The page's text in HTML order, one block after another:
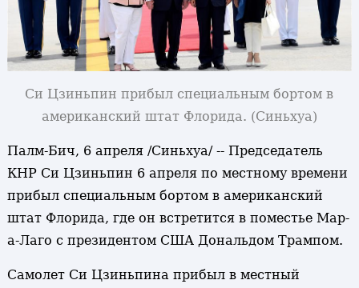
Си Цзиньпин прибыл специальным бортом в
американский штат Флорида. (Синьхуа)
Палм-Бич, 6 апреля /Синьхуа/ -- Председатель
КНР Си Цзиньпин 6 апреля по местному времени
прибыл специальным бортом в американский
штат Флорида, где он встретится в поместье Мар-
а-Лаго с президентом США Дональдом Трампом.
Самолет Си Цзиньпина прибыл в местный